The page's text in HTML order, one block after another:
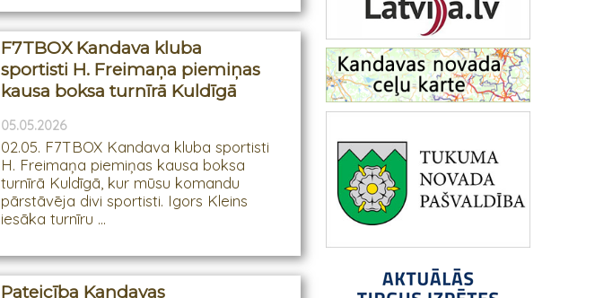
F7TBOX Kandava kluba
sportisti H. Freimaņa piemiņas
kausa boksa turnīrā Kuldīgā
05.05.2026
02.05. F7TBOX Kandava kluba sportisti
H. Freimaņa piemiņas kausa boksa
turnīrā Kuldīgā, kur mūsu komandu
pārstāvēja divi sportisti. Igors Kleins
iesāka turnīru ...
Pateicība Kandavas